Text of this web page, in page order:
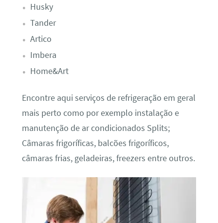
Husky
Tander
Artico
Imbera
Home&Art
Encontre aqui serviços de refrigeração em geral
mais perto como por exemplo instalação e
manutenção de ar condicionados Splits;
Câmaras frigoríficas, balcões frigoríficos,
câmaras frias, geladeiras, freezers entre outros.